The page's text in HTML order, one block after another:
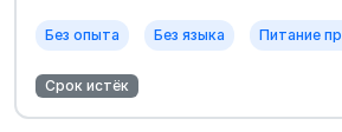
Без опыта Без языка Питание
Срок истёк